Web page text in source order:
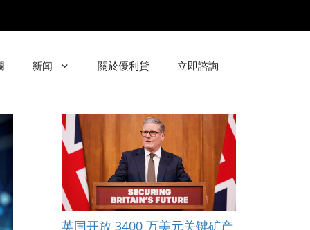
新闻 關於優利貸 立即諮詢
英国开放 3400 万美元关键矿产